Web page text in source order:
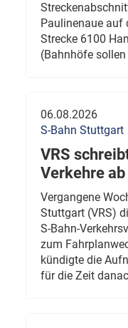
Paulinenaue auf
Strecke 6100
(Bahnhöfe
06.08.2026
S-Bahn Stuttgart
VRS
Verkehre
Vergangene
Stuttgart (VRS)
S-Bahn-
zum
kündigte die
für die Zeit